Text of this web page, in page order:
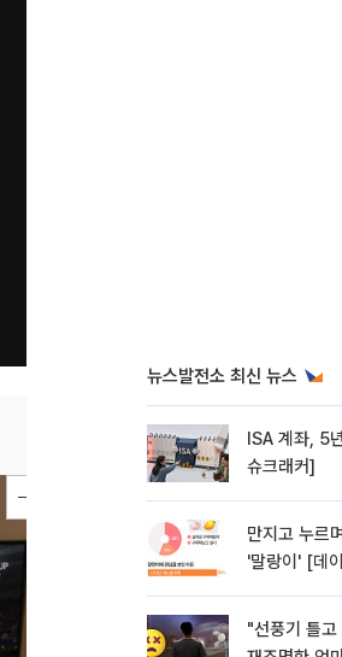
뉴스발전소 최신 뉴스
ISA 계좌, 5
슈크래커]
만지고 누르
'말랑이' [데
"선풍기 틀고